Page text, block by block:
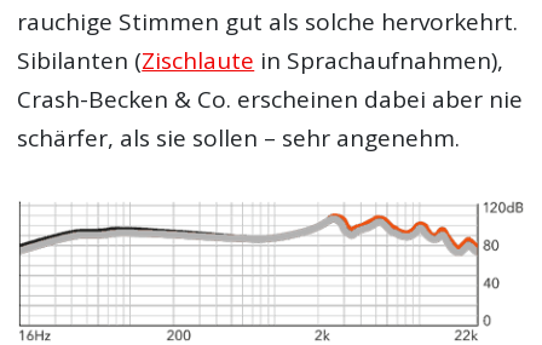
rauchige Stimmen gut als solche hervorkehrt.
Sibilanten (Zischlaute in Sprachaufnahmen),
Crash-Becken & Co. erscheinen dabei aber nie
schärfer, als sie sollen – sehr angenehm.